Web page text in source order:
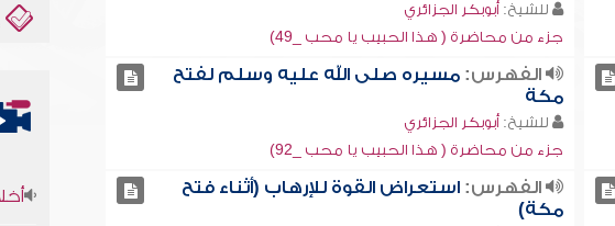
للشيخ: أبوبكر الجزائري
جزء من محاضرة ( هذا الحبيب يا محب _49)
الفهرس: مسيره صلى الله عليه وسلم لفتح
مكة
للشيخ: أبوبكر الجزائري
جزء من محاضرة ( هذا الحبيب يا محب _92)
الفهرس: استعراض القوة للإرهاب (أثناء فتح
مكة)